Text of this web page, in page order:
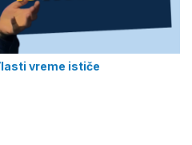
vreme ističe